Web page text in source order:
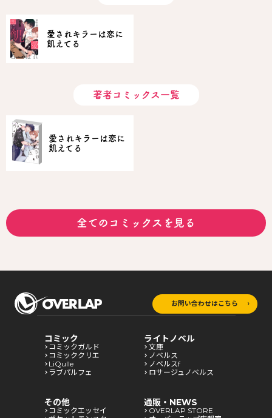
愛されキラーは恋に
飢えてる
著者コミックス一覧
愛されキラーは恋に
飢えてる
全てのコミックスを見る
お問い合わせはこちら
コミック
コミックガルド
コミッククリエ
LiQulle
ラブパルフェ
ライトノベル
文庫
ノベルス
ノベルスf
ロサージュノベルス
その他
コミックエッセイ
通販・NEWS
OVERLAP STORE